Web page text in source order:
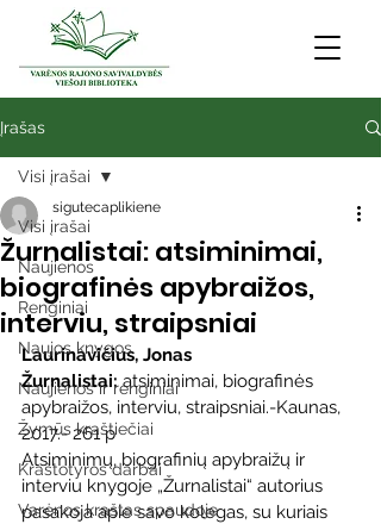
Įrašas
Visi įrašai
Naujienos
Renginiai
Naujos knygos
Naujienos ir renginiai
Žymūs kraštiečiai
Kraštotyros darbai
Varėnos kraštas spaudoje
Visi įrašai
Žurnalistai: atsiminimai,
biografinės apybraižos,
interviu, straipsniai
sigutecaplikiene
Laurinavičius, Jonas
Žurnalistai: atsiminimai, biografinės
apybraižos, interviu, straipsniai.-Kaunas,
2017.- 261 p
Atsiminimų, biografinių apybraižų ir
interviu knygoje „Žurnalistai“ autorius
pasakoja apie savo kolegas, su kuriais